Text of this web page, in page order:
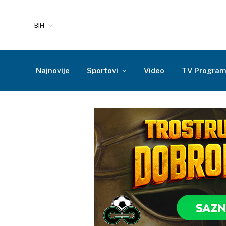
BIH
Najnovije Sportovi Video TV Program